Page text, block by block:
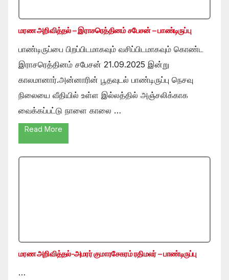
மரண அறிவித்தல் – இராசரெத்தினம் சபேசன் – பாண்டிருப்பு
பாண்டிருப்பை பிறப்பிடமாகவும் வசிப்பிடமாகவும் கொண்ட
இராசரெத்தினம் சபேசன் 21.09.2025 இன்று
காலமானார்.அன்னாரின் பூதவுடல் பாண்டிருப்பு நெசவு
நிலையை வீதியில் உள்ள இல்லத்தில் அஞ்சலிக்காக
வைக்கப்பட்டு நாளை காலை …
Read More
மரண அறிவித்தல்-அமரர் குமாரசேகரம் ரதிமலர் – பாண்டிருப்பு
…